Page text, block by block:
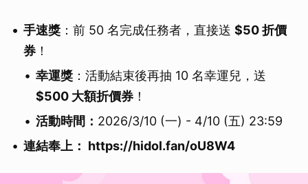
手速獎 ：前 50 名完成任務者，直接送 $50 折價
券！
幸運獎 ：活動結束後再抽 10 名幸運兒，送
$500 大額折價券！
活動時間： 2026/3/10 (一) - 4/10 (五) 23:59
連結奉上： https://hidol.fan/oU8W4